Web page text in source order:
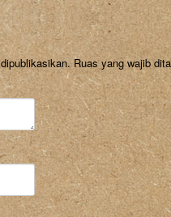
Ruas yang wajib